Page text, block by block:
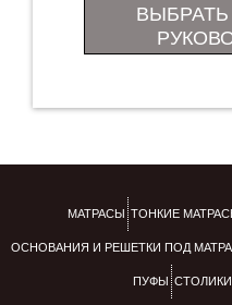
МАТРАСЫ ТОНКИЕ
ОСНОВАНИЯ И РЕШЕТКИ ПОД
ПУФЫ